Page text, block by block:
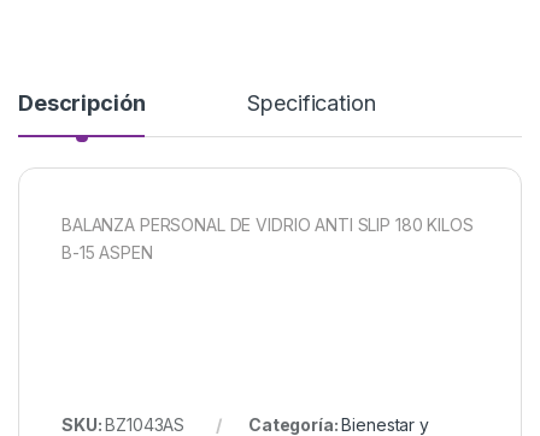
Descripción Specification
BALANZA PERSONAL DE VIDRIO ANTI SLIP 180 KILOS
B-15 ASPEN
SKU:BZ1043AS Categoría:Bienestar y